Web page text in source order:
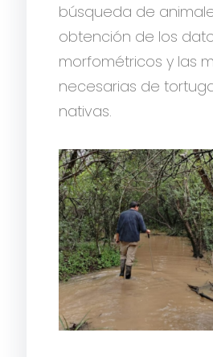
búsqueda de
obtención de los
morfométricos y las
necesarias de
nativas.